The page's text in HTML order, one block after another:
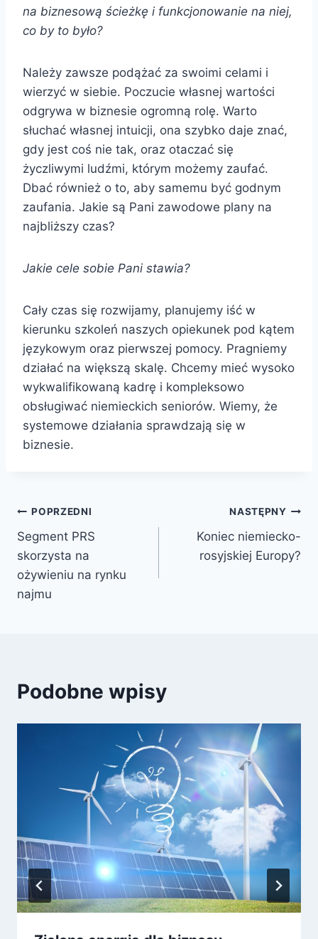
na biznesową ścieżkę i funkcjonowanie na niej,
co by to było?
Należy zawsze podążać za swoimi celami i
wierzyć w siebie. Poczucie własnej wartości
odgrywa w biznesie ogromną rolę. Warto
słuchać własnej intuicji, ona szybko daje znać,
gdy jest coś nie tak, oraz otaczać się
życzliwymi ludźmi, którym możemy zaufać.
Dbać również o to, aby samemu być godnym
zaufania. Jakie są Pani zawodowe plany na
najbliższy czas?
Jakie cele sobie Pani stawia?
Cały czas się rozwijamy, planujemy iść w
kierunku szkoleń naszych opiekunek pod kątem
językowym oraz pierwszej pomocy. Pragniemy
działać na większą skalę. Chcemy mieć wysoko
wykwalifikowaną kadrę i kompleksowo
obsługiwać niemieckich seniorów. Wiemy, że
systemowe działania sprawdzają się w
biznesie.
POPRZEDNI
Segment PRS
skorzysta na
ożywieniu na rynku
najmu
NASTĘPNY
Koniec niemiecko-
rosyjskiej Europy?
Podobne wpisy